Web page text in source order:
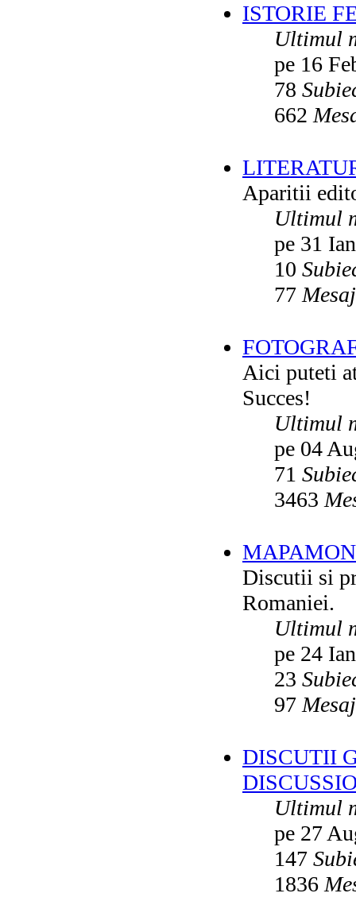
ISTORIE
Ultimul
pe 16
78
662
Aparitii
Ultimul
pe 31
10
77
Aici puteti
Succes!
Ultimul
pe 04
71
3463
Discutii si
Romaniei.
Ultimul
pe 24
23
97
DISCUTII
Ultimul
pe 27
147
1836